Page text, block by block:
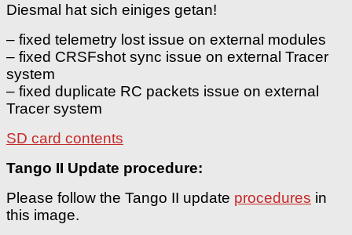
Diesmal hat sich einiges getan!
– fixed telemetry lost issue on external modules
– fixed CRSFshot sync issue on external Tracer
system
– fixed duplicate RC packets issue on external
Tracer system
SD card contents
Tango II Update procedure:
Please follow the Tango II update procedures in
this image.